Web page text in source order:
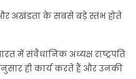
और अखंडता के सबसे बड़े स्तंभ होते
में संवैधानिक अध्यक्ष राष्ट्रपति
ही कार्य करते हैं और उनकी